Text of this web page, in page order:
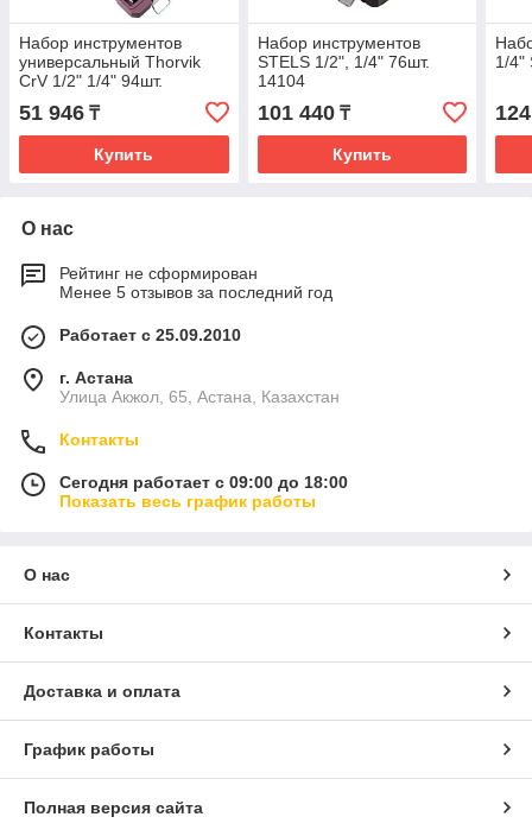
Набор инструментов
универсальный Thorvik
CrV 1/2" 1/4" 94шт.
UTS0094
51 946 ₸
Купить
Набор инструментов
STELS 1/2", 1/4" 76шт.
14104
101 440₸
Купить
1/4"
О нас
Рейтинг не сформирован
Менее 5 отзывов за последний год
Работает с 25.09.2010
г. Астана
Улица Акжол, 65, Астана, Казахстан
Контакты
Сегодня работает с 09:00 до 18:00
Показать весь график работы
О нас
Контакты
Доставка и оплата
График работы
Полная версия сайта